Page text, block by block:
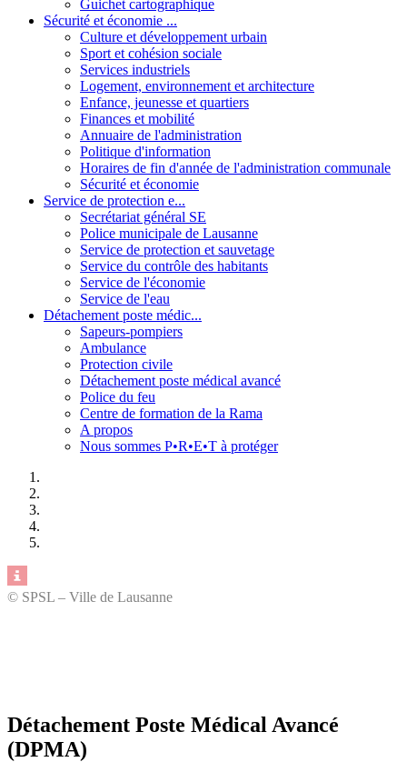
Guichet cartographique
Sécurité et économie ...
Culture et développement urbain
Sport et cohésion sociale
Services industriels
Logement, environnement et architecture
Enfance, jeunesse et quartiers
Finances et mobilité
Annuaire de l'administration
Politique d'information
Horaires de fin d'année de l'administration communale
Sécurité et économie
Service de protection e...
Secrétariat général SE
Police municipale de Lausanne
Service de protection et sauvetage
Service du contrôle des habitants
Service de l'économie
Service de l'eau
Détachement poste médic...
Sapeurs-pompiers
Ambulance
Protection civile
Détachement poste médical avancé
Police du feu
Centre de formation de la Rama
A propos
Nous sommes P•R•E•T à protéger
© SPSL – Ville de Lausanne
Détachement Poste Médical Avancé
(DPMA)